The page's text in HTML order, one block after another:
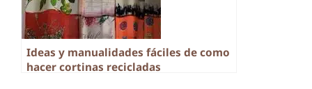
Ideas y manualidades fáciles de como
hacer cortinas recicladas